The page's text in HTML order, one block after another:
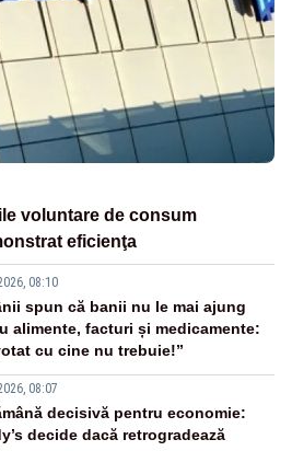
voluntare de consum
eficienţa
08:10
spun că banii nu le mai ajung
alimente, facturi și medicamente:
cu cine nu trebuie!”
08:07
decisivă pentru economie:
decide dacă retrogradează